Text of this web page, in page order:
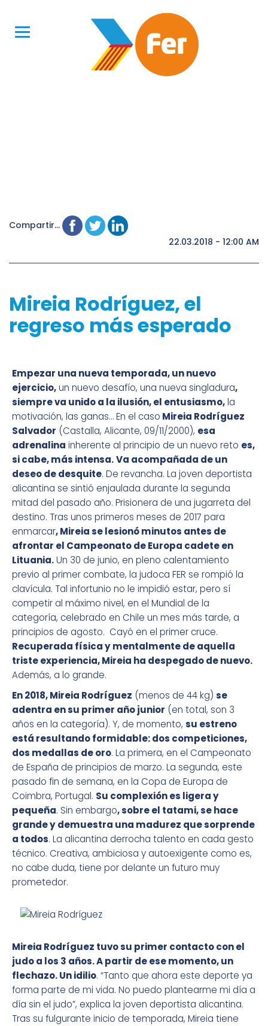
Compartir...
22.03.2018 - 12:00 AM
Mireia Rodríguez, el
regreso más esperado
Empezar una nueva temporada, un nuevo
ejercicio,un nuevo desafío, una nueva singladura,
siempre va unido a la ilusión, el entusiasmo,la
motivación, las ganas… En el caso Mireia Rodríguez
Salvador (Castalla, Alicante, 09/11/2000), esa
adrenalina inherente al principio de un nuevo reto es,
si cabe, más intensa.Va acompañada de un
deseo de desquite. De revancha. La joven deportista
alicantina se sintió enjaulada durante la segunda
mitad del pasado año. Prisionera de una jugarreta del
destino. Tras unos primeros meses de 2017 para
enmarcar, Mireia se lesionó minutos antes de
afrontar el Campeonato de Europa cadete en
Lituania.Un 30 de junio, en pleno calentamiento
previo al primer combate, la judoca FER se rompió la
clavícula. Tal infortunio no le impidió estar, pero sí
competir al máximo nivel, en el Mundial de la
categoría, celebrado en Chile un mes más tarde, a
principios de agosto. Cayó en el primer cruce.
Recuperada física y mentalmente de aquella
triste experiencia, Mireia ha despegado de nuevo.
Además, a lo grande.
En 2018, Mireia Rodríguez (menos de 44 kg) se
adentra en su primer año junior (en total, son 3
años en la categoría). Y, de momento, su estreno
está resultando formidable: dos competiciones,
dos medallas de oro. La primera, en el Campeonato
de España de principios de marzo. La segunda, este
pasado fin de semana, en la Copa de Europa de
Coimbra, Portugal. Su complexión es ligera y
pequeña. Sin embargo, sobreel tatami, se hace
grande y demuestra una madurez que sorprende
a todos. La alicantina derrocha talento en cada gesto
técnico. Creativa, ambiciosa y autoexigente como es,
no cabe duda, tiene por delante un futuro muy
prometedor.
Mireia Rodríguez tuvo su primer contacto con el
judo a los 3 años. A partir de ese momento, un
flechazo. Un idilio. “Tanto que ahora este deporte ya
forma parte de mi vida. No puedo plantearme mi día a
día sin el judo”, explica la joven deportista alicantina.
Tras su fulgurante inicio de temporada, Mireia tiene